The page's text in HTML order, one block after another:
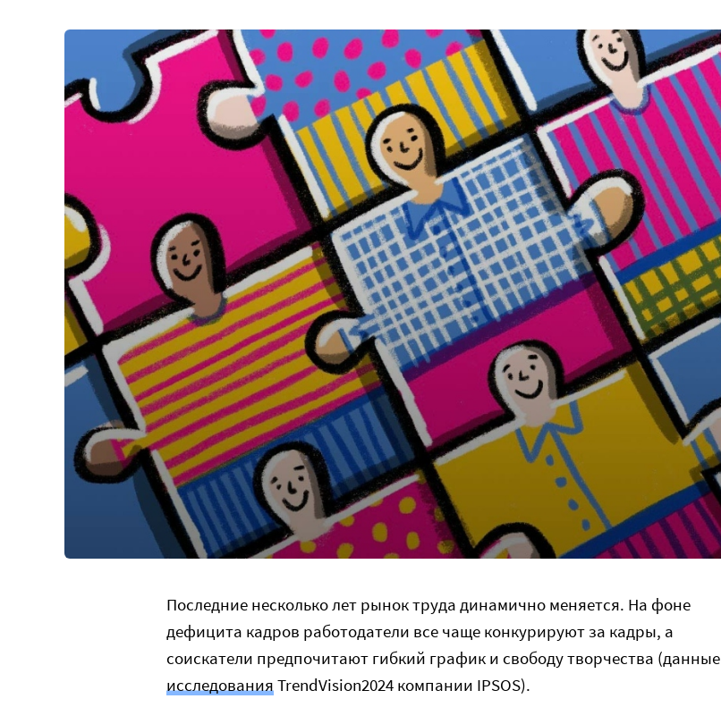
Последние несколько лет рынок труда динамично меняется. На фоне
дефицита кадров работодатели все чаще конкурируют за кадры, а
соискатели предпочитают гибкий график и свободу творчества (данные
исследованияTrendVision2024 компании IPSOS).